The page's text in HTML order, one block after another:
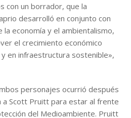
con un borrador, que la
desarrolló en conjunto con
economía y el ambientalismo,
el crecimiento económico
en infraestructura sostenible»,
personajes ocurrió después
a Scott Pruitt para estar al frente
del Medioambiente. Pruitt